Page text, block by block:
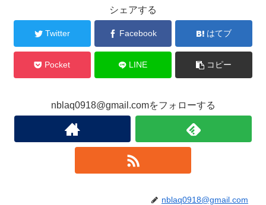
シェアする
Twitter Facebook はてブ
Pocket LINE コピー
nblaq0918@gmail.comをフォローする
nblaq0918@gmail.com